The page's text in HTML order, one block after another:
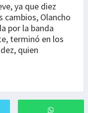
ya que diez
Olancho
por la banda
terminó en los
quien